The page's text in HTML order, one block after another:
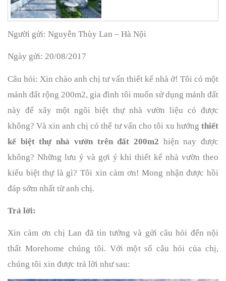
Người gửi: Nguyễn Thùy Lan – Hà Nội
Ngày gửi: 20/08/2017
Câu hỏi: Xin chào anh chị tư vấn thiết kế nhà ở! Tôi có một
mảnh đất rộng 200m2, gia đình tôi muốn sử dụng mảnh đất
này để xây một ngôi biệt thự nhà vườn liệu có được
không? Và xin anh chị có thể tư vấn cho tôi xu hướng thiết
kế biệt thự nhà vườn trên đất 200m2 hiện nay được
không? Những lưu ý và gợi ý khi thiết kế nhà vườn theo
kiểu biệt thự là gì? Tôi xin cảm ơn! Mong nhận được hồi
đáp sớm nhất từ anh chị.
Trả lời:
Xin cảm ơn chị Lan đã tin tưởng và gửi câu hỏi đến nội
thất Morehome chúng tôi. Với một số câu hỏi của chị,
chúng tôi xin được trả lời như sau: